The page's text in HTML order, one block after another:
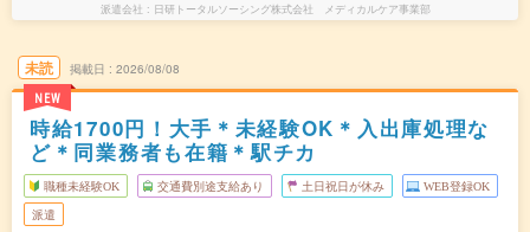
派遣会社 日研トータルソーシング株式会社 メディカルケア事業部
未読
NEW
掲載日 2026/08/08
時給1700円！大手＊未経験OK＊入出庫処理な
ど＊同業務者も在籍＊駅チカ
職種未経験OK 交通費別途支給あり 土日祝日が休み WEB登録OK
派遣